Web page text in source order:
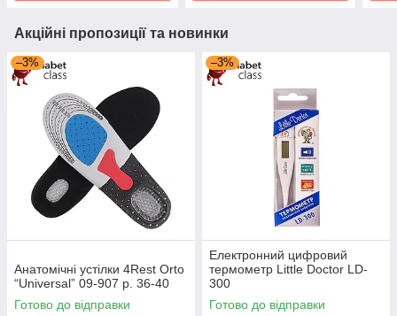
Акційні пропозиції та новинки
–3%
Анатомічні устілки 4Rest Orto
“Universal” 09-907 р. 36-40
Готово до відправки
–3%
Електронний цифровий
термометр Little Doctor LD-
300
Готово до відправки